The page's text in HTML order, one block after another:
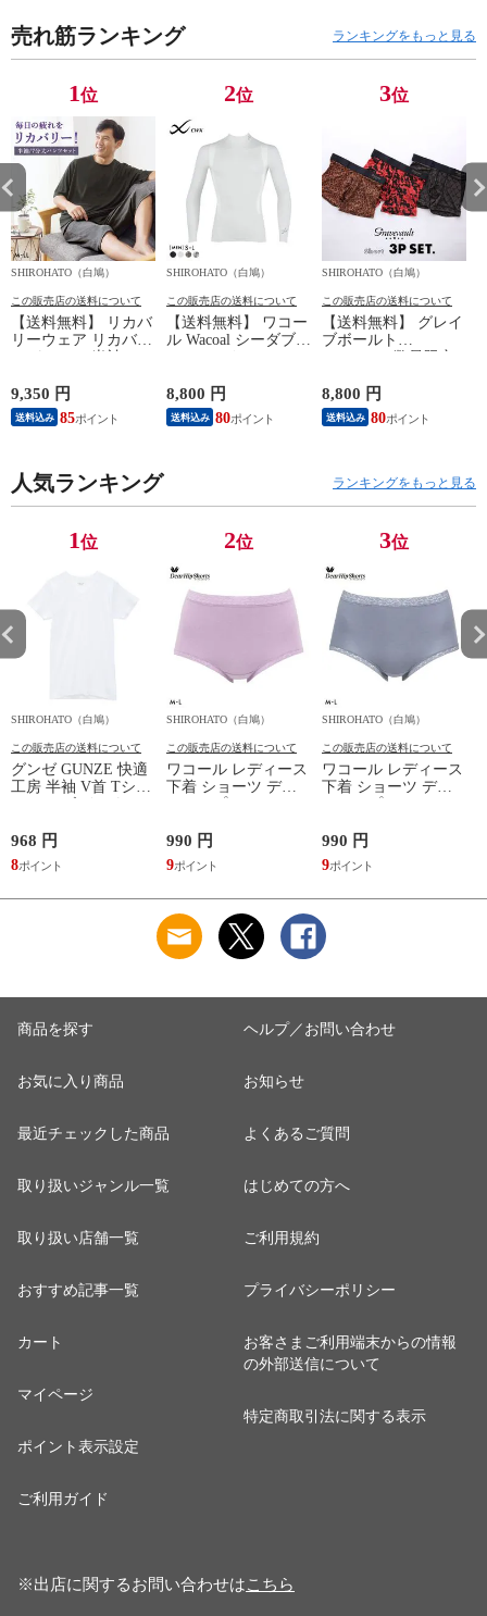
売れ筋ランキング ランキングをもっと見る
1位
SHIROHATO（白鳩）
この販売店の送料について
【送料無料】 リカバ
リーウェア リカバリ
ームウェア パジャマ
リカバリーケア 7分
丈パンツ 疲労回復
9,350 円
送料込み 85
2位
SHIROHATO（白鳩）
この販売店の送料について
【送料無料】 ワコー
ル Wacoal シーダブリ
JYURYU 柔流 ジュウ
リュウ メンズ トッ
プ SML ハイネック
8,800 円
送料込み 80
3位
SHIROHATO（白鳩）
この販売店の送料について
【送料無料】 グレイ
ブボールト
サーパンツ おまかせ
3P 福袋 ショート ロ
ーライズ 3枚セット
8,800 円
送料込み 80
人気ランキング ランキングをもっと見る
1位
SHIROHATO（白鳩）
この販売店の送料について
グンゼ GUNZE 快適
工房 半袖 V首 Tシャ
本製 抗菌防臭
968 円
8
2位
SHIROHATO（白鳩）
この販売店の送料について
ワコール レディース
下着 ショーツ ディ
スタンダード ノーマ
ルショーツ ML
Wacoal
990 円
9
3位
SHIROHATO（白鳩）
この販売店の送料について
ワコール レディース
下着 ショーツ ディ
スタンダード ノーマ
ルショーツ ML
Wacoal
990 円
9
商品を探す
お気に入り商品
最近チェックした商品
取り扱いジャンル一覧
取り扱い店舗一覧
おすすめ記事一覧
カート
マイページ
ポイント表示設定
ご利用ガイド
ヘルプ／お問い合わせ
お知らせ
よくあるご質問
はじめての方へ
ご利用規約
プライバシーポリシー
お客さまご利用端末からの情報
の外部送信について
特定商取引法に関する表示
※出店に関するお問い合わせはこちら